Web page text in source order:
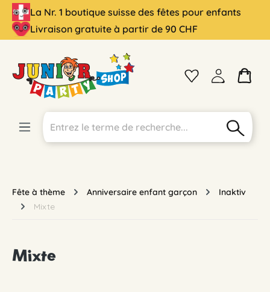
principal
La Nr. 1 boutique suisse des fêtes pour enfants
Livraison gratuite à partir de 90 CHF
Fête à thème Anniversaire enfant garçon
Inaktiv
Mixte
Mixte